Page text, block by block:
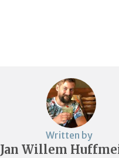
Written by
Jan Willem